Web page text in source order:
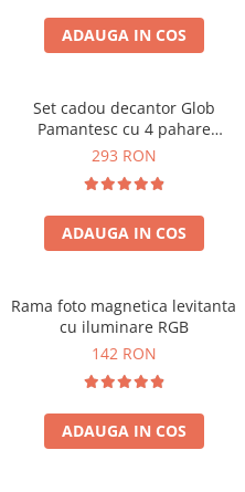
Cadouri Fete
Pentru Copilul din tine
Cadouri de Casa Noua
Cadouri Majorat
Cadouri pentru Nasi
Cadouri pentru Bunici
Cadouri pentru Prieteni
Cel ce are tot
Cadouri Nunta si Cununie civila
Cani si Termosuri
Jocuri si Puzzle
Seturi de caligrafie
Cadouri Sfantul Alexandru
Cadouri Constantin si Elena
Cadouri Sfanta Maria
Cadouri Sfintii Mihail si Gavriil
ADAUGA IN COS
Set cadou decantor Glob
Pamantesc cu 4 pahare
Deluxe
293 RON
ADAUGA IN COS
Rama foto magnetica levitanta
cu iluminare RGB
142 RON
ADAUGA IN COS